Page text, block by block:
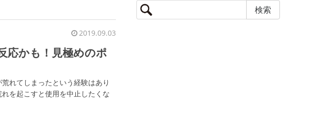
2019.09.03
応かも！見極めのポ
れてしまったという経験はあり
を起こすと使用を中止したくな